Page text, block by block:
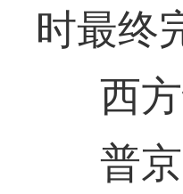
时最终
西
普